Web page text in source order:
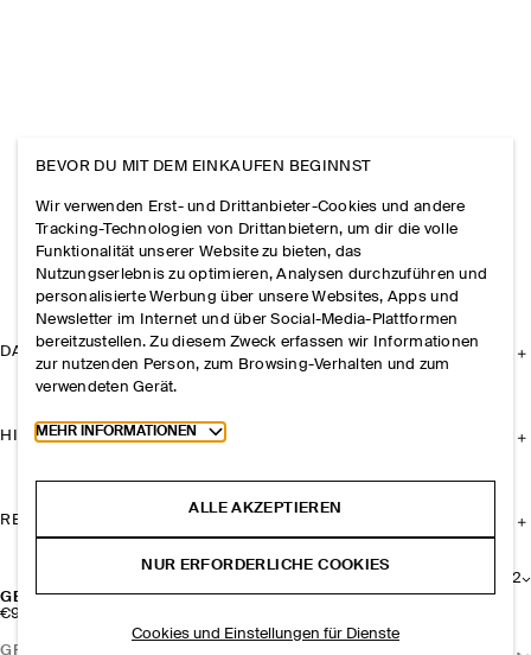
GERIPPTE SOCKEN
€9
12
GRÖSSE AUSWÄHLEN
DAS UNTERNEHMEN
HILFE
RECHTLICHES
BEVOR DU MIT DEM EINKAUFEN BEGINNST
Wir verwenden Erst- und Drittanbieter-Cookies und andere
Tracking-Technologien von Drittanbietern, um dir die volle
Funktionalität unserer Website zu bieten, das
Nutzungserlebnis zu optimieren, Analysen durchzuführen und
personalisierte Werbung über unsere Websites, Apps und
Newsletter im Internet und über Social-Media-Plattformen
bereitzustellen. Zu diesem Zweck erfassen wir Informationen
zur nutzenden Person, zum Browsing-Verhalten und zum
verwendeten Gerät.
Toggle more cookie information
MEHR INFORMATIONEN
ALLE AKZEPTIEREN
NUR ERFORDERLICHE COOKIES
Cookies und Einstellungen für Dienste